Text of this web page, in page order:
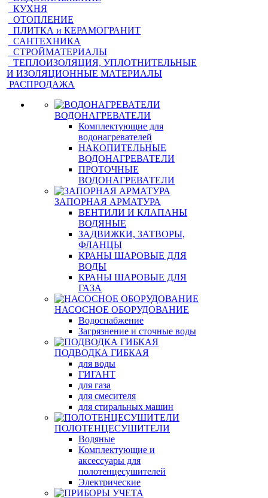
КУХНЯ
ОТОПЛЕНИЕ
ПЛИТКА и КЕРАМОГРАНИТ
САНТЕХНИКА
СТРОЙМАТЕРИАЛЫ
ТЕПЛОИЗОЛЯЦИЯ, УПЛОТНИТЕЛЬНЫЕ
И ИЗОЛЯЦИОННЫЕ МАТЕРИАЛЫ
РАСПРОДАЖА
ВОДОНАГРЕВАТЕЛИ
Комплектующие для
водонагревателей
НАКОПИТЕЛЬНЫЕ
ВОДОНАГРЕВАТЕЛИ
ПРОТОЧНЫЕ
ВОДОНАГРЕВАТЕЛИ
ЗАПОРНАЯ АРМАТУРА
ВЕНТИЛИ И КЛАПАНЫ
ВОДЯНЫЕ
ЗАДВИЖКИ, ЗАТВОРЫ,
ФЛАНЦЫ
КРАНЫ ШАРОВЫЕ ДЛЯ
ВОДЫ
КРАНЫ ШАРОВЫЕ ДЛЯ
ГАЗА
НАСОСНОЕ ОБОРУДОВАНИЕ
Водоснабжение
Загрязнение и сточные воды
ПОДВОДКА ГИБКАЯ
для воды
ГИГАНТ
для газа
для смесителя
для стиральных машин
ПОЛОТЕНЦЕСУШИТЕЛИ
Водяные
Комплектующие и
аксессуары для
полотенцесушителей
Электрические